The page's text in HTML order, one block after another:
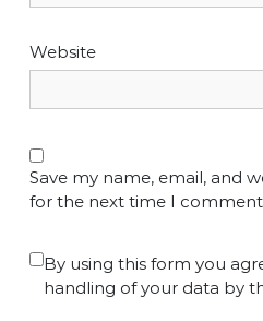
Website
Save my name, email, and
for the next time I
By using this form you
handling of your data by